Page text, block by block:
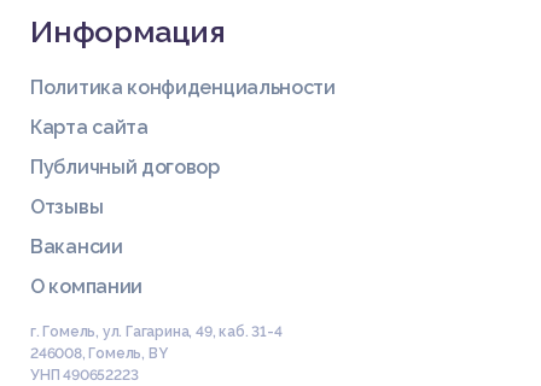
Информация
Политика конфиденциальности
Карта сайта
Публичный договор
Отзывы
Вакансии
О компании
г. Гомель, ул. Гагарина, 49, каб. 31-4
246008, Гомель, BY
УНП 490652223